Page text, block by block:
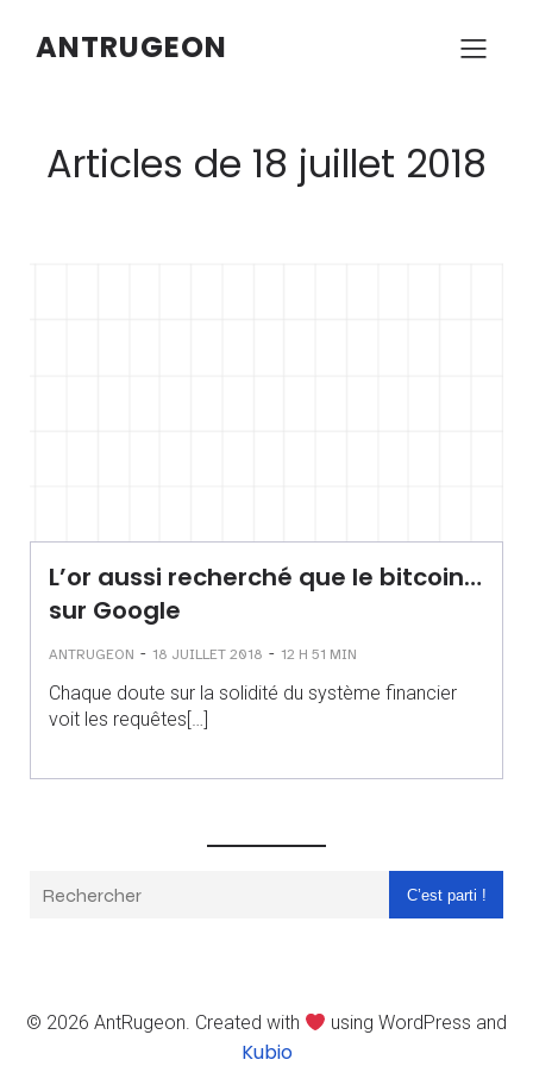
ANTRUGEON
Articles de 18 juillet 2018
L’or aussi recherché que le bitcoin…
sur Google
ANTRUGEON - 18 JUILLET 2018 - 12 H 51 MIN
Chaque doute sur la solidité du système financier
voit les requêtes[…]
C’est parti !
© 2026 AntRugeon. Created with using WordPress and
Kubio